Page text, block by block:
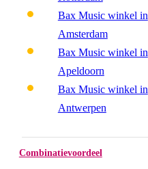
Bax Music winkel in
Amsterdam
Bax Music winkel in
Apeldoorn
Bax Music winkel in
Antwerpen
Combinatievoordeel